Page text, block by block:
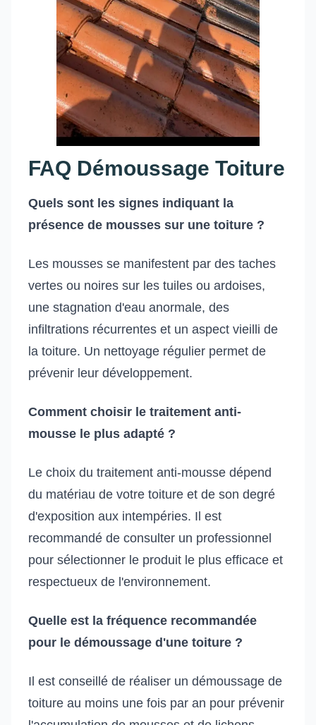
FAQ Démoussage Toiture
Quels sont les signes indiquant la
présence de mousses sur une toiture ?
Les mousses se manifestent par des taches
vertes ou noires sur les tuiles ou ardoises,
une stagnation d'eau anormale, des
infiltrations récurrentes et un aspect vieilli de
la toiture. Un nettoyage régulier permet de
prévenir leur développement.
Comment choisir le traitement anti-
mousse le plus adapté ?
Le choix du traitement anti-mousse dépend
du matériau de votre toiture et de son degré
d'exposition aux intempéries. Il est
recommandé de consulter un professionnel
pour sélectionner le produit le plus efficace et
respectueux de l'environnement.
Quelle est la fréquence recommandée
pour le démoussage d'une toiture ?
Il est conseillé de réaliser un démoussage de
toiture au moins une fois par an pour prévenir